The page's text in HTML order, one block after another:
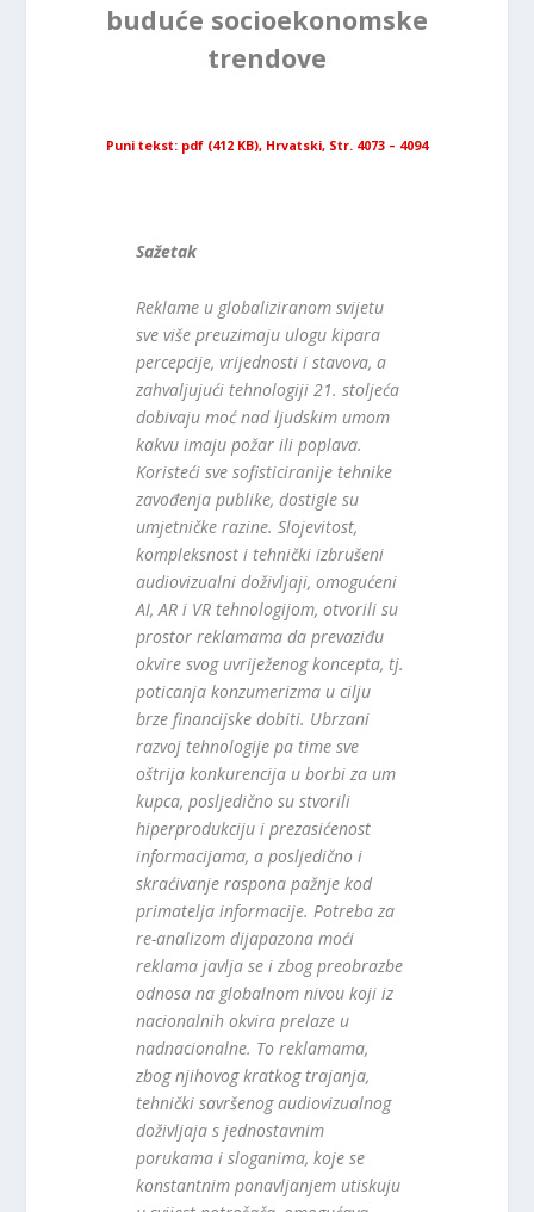
buduće socioekonomske
trendove
Puni tekst: pdf (412 KB), Hrvatski, Str. 4073 – 4094
Sažetak
Reklame u globaliziranom svijetu
sve više preuzimaju ulogu kipara
percepcije, vrijednosti i stavova, a
zahvaljujući tehnologiji 21. stoljeća
dobivaju moć nad ljudskim umom
kakvu imaju požar ili poplava.
Koristeći sve sofisticiranije tehnike
zavođenja publike, dostigle su
umjetničke razine. Slojevitost,
kompleksnost i tehnički izbrušeni
audiovizualni doživljaji, omogućeni
AI, AR i VR tehnologijom, otvorili su
prostor reklamama da prevaziđu
okvire svog uvriježenog koncepta, tj.
poticanja konzumerizma u cilju
brze financijske dobiti. Ubrzani
razvoj tehnologije pa time sve
oštrija konkurencija u borbi za um
kupca, posljedično su stvorili
hiperprodukciju i prezasićenost
informacijama, a posljedično i
skraćivanje raspona pažnje kod
primatelja informacije. Potreba za
re-analizom dijapazona moći
reklama javlja se i zbog preobrazbe
odnosa na globalnom nivou koji iz
nacionalnih okvira prelaze u
nadnacionalne. To reklamama,
zbog njihovog kratkog trajanja,
tehnički savršenog audiovizualnog
doživljaja s jednostavnim
porukama i sloganima, koje se
konstantnim ponavljanjem utiskuju